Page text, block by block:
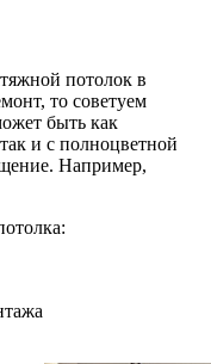
потолок в
то советуем
быть как
и с полноцветной
Например,